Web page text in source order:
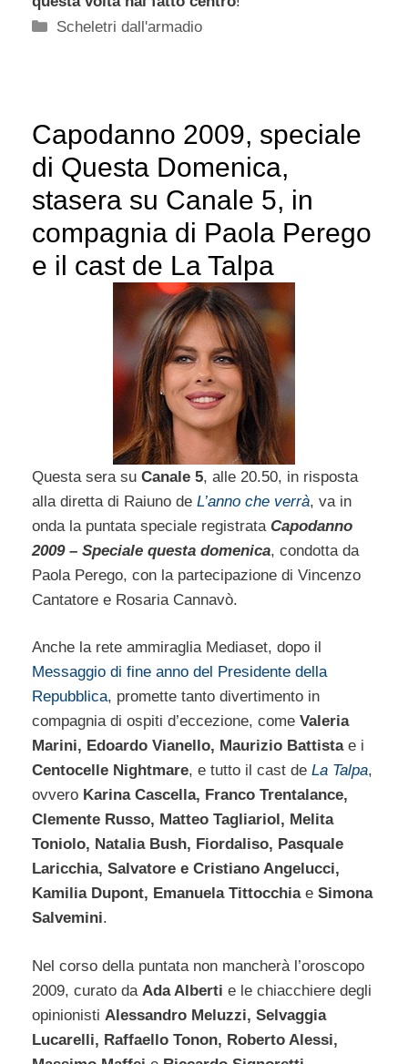
Categorie
Scheletri dall'armadio
Capodanno 2009, speciale
di Questa Domenica,
stasera su Canale 5, in
compagnia di Paola Perego
e il cast de La Talpa
Questa sera su Canale 5, alle 20.50, in risposta
alla diretta di Raiuno de L’anno che verrà, va in
onda la puntata speciale registrata Capodanno
2009 – Speciale questa domenica, condotta da
Paola Perego, con la partecipazione di Vincenzo
Cantatore e Rosaria Cannavò.
Anche la rete ammiraglia Mediaset, dopo il
Messaggio di fine anno del Presidente della
Repubblica, promette tanto divertimento in
compagnia di ospiti d’eccezione, come Valeria
Marini, Edoardo Vianello, Maurizio Battistae i
Centocelle Nightmare, e tutto il cast de La Talpa,
ovvero Karina Cascella, Franco Trentalance,
Clemente Russo, Matteo Tagliariol, Melita
Toniolo, Natalia Bush, Fiordaliso, Pasquale
Laricchia, Salvatore e Cristiano Angelucci,
Kamilia Dupont, Emanuela Tittocchiae Simona
Salvemini.
Nel corso della puntata non mancherà l’oroscopo
2009, curato da Ada Alberti e le chiacchiere degli
opinionisti Alessandro Meluzzi, Selvaggia
Lucarelli, Raffaello Tonon, Roberto Alessi,